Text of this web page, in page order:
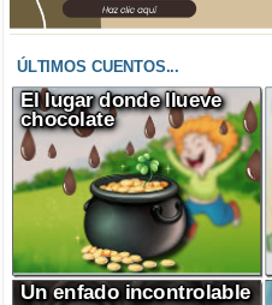
ÚLTIMOS CUENTOS...
El lugar donde llueve
chocolate
Un enfado incontrolable